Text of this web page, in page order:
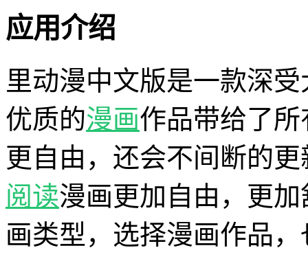
应用介绍
里动漫中文版是一款深
优质的漫画作品带给了
更自由，还会不间断的
阅读漫画更加自由，更
画类型，选择漫画作品